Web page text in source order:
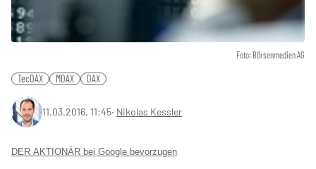
Foto: Börsenmedien AG
TecDAX MDAX DAX
11.03.2016, 11:45‧ Nikolas Kessler
DER AKTIONÄR bei Google bevorzugen